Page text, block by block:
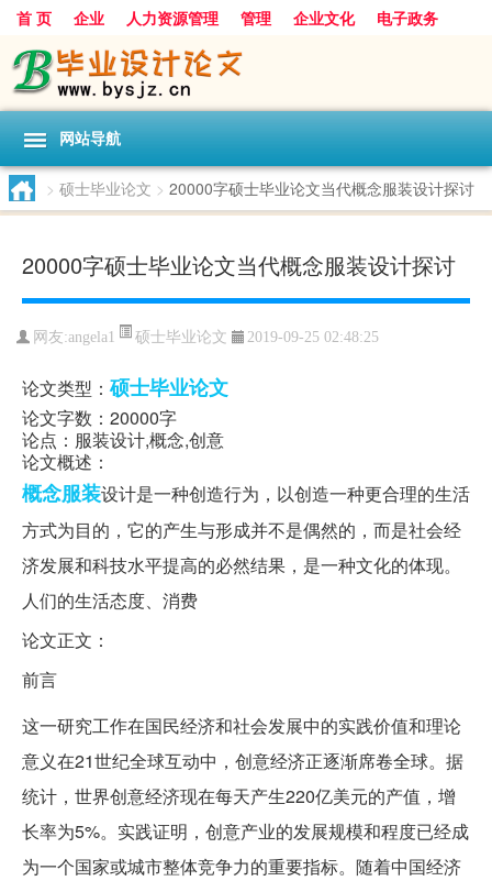
首 页 企业 人力资源管理 管理 企业文化
电子政务
数据
旅游 项目 浅谈 发展
网站导航
> 硕士毕业论文 > 20000字硕士毕业论文当代概念服装设计探讨
20000字硕士毕业论文当代概念服装设计探讨
网友:angela1 硕士毕业论文 2019-09-25 02:48:25
论文类型：硕士毕业论文
论文字数：20000字
论点：服装设计,概念,创意
论文概述：
概念服装设计是一种创造行为，以创造一种更合理的生活
方式为目的，它的产生与形成并不是偶然的，而是社会经
济发展和科技水平提高的必然结果，是一种文化的体现。
人们的生活态度、消费
论文正文：
前言
这一研究工作在国民经济和社会发展中的实践价值和理论
意义在21世纪全球互动中，创意经济正逐渐席卷全球。据
统计，世界创意经济现在每天产生220亿美元的产值，增
长率为5%。实践证明，创意产业的发展规模和程度已经成
为一个国家或城市整体竞争力的重要指标。随着中国经济